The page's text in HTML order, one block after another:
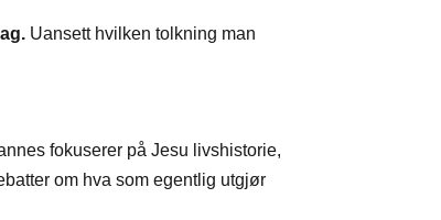
Uansett hvilken tolkning man
fokuserer på Jesu livshistorie,
om hva som egentlig utgjør